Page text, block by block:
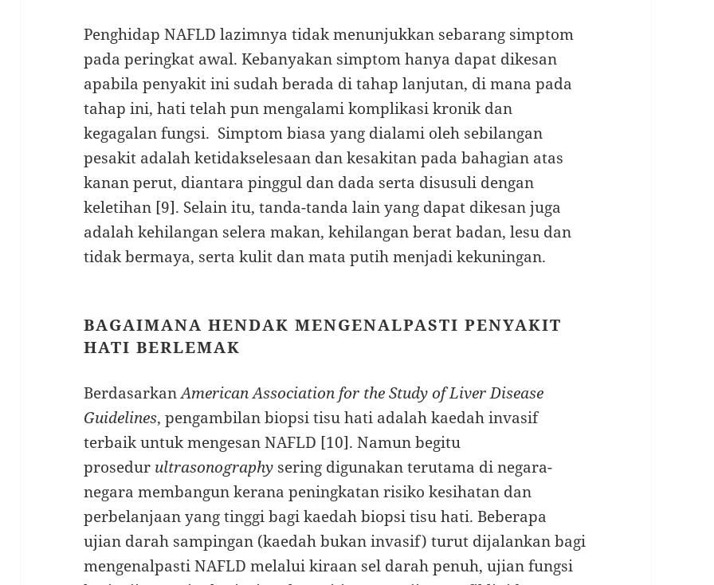
Penghidap NAFLD lazimnya tidak menunjukkan sebarang simptom
pada peringkat awal. Kebanyakan simptom hanya dapat dikesan
apabila penyakit ini sudah berada di tahap lanjutan, di mana pada
tahap ini, hati telah pun mengalami komplikasi kronik dan
kegagalan fungsi. Simptom biasa yang dialami oleh sebilangan
pesakit adalah ketidakselesaan dan kesakitan pada bahagian atas
kanan perut, diantara pinggul dan dada serta disusuli dengan
keletihan [9]. Selain itu, tanda-tanda lain yang dapat dikesan juga
adalah kehilangan selera makan, kehilangan berat badan, lesu dan
tidak bermaya, serta kulit dan mata putih menjadi kekuningan.
BAGAIMANA HENDAK MENGENALPASTI PENYAKIT
HATI BERLEMAK
BerdasarkanAmerican Association for the Study of Liver Disease
Guidelines, pengambilan biopsi tisu hati adalah kaedah invasif
terbaik untuk mengesan NAFLD [10]. Namun begitu
prosedur ultrasonography sering digunakan terutama di negara-
negara membangun kerana peningkatan risiko kesihatan dan
perbelanjaan yang tinggi bagi kaedah biopsi tisu hati. Beberapa
ujian darah sampingan (kaedah bukan invasif) turut dijalankan bagi
mengenalpasti NAFLD melalui kiraan sel darah penuh, ujian fungsi